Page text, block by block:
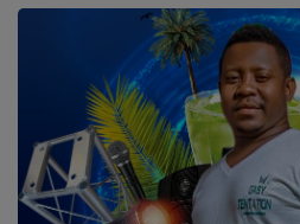
QUI SOMMES NOUS?
podcast
CHRISTIAN SHOW